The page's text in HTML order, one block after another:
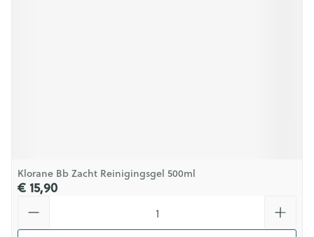
Klorane Bb Zacht Reinigingsgel 500ml
€ 15,90